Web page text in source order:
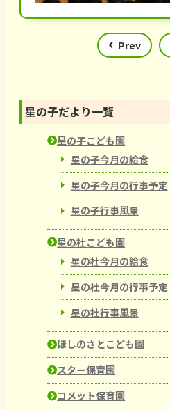
Prev
星の子だより一覽
星の子こども園
星の子今月の給食
星の子今月の行事予定
星の子行事風景
星の杜こども園
星の杜今月の給食
星の杜今月の行事予定
星の杜行事風景
ほしのさとこども園
スター保育園
コメット保育園